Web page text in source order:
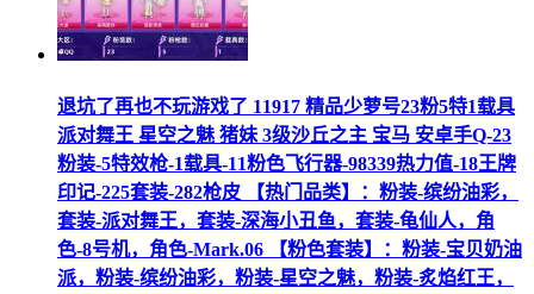
退坑了再也不玩游戏了 11917 精品少萝号23粉5特1载具
派对舞王 星空之魅 猪妹 3级沙丘之主 宝马 安卓手Q-23
粉装-5特效枪-1载具-11粉色飞行器-98339热力值-18王牌
印记-225套装-282枪皮 【热门品类】：粉装-缤纷油彩，
套装-派对舞王，套装-深海小丑鱼，套装-龟仙人，角
色-8号机，角色-Mark.06 【粉色套装】：粉装-宝贝奶油
派，粉装-缤纷油彩，粉装-星空之魅，粉装-炙焰红王，